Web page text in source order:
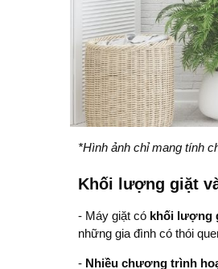
*Hình ảnh chỉ mang tính
Khối lượng giặt
- Máy giặt có khối lượng
những gia đình có thói
- Nhiều chương trình